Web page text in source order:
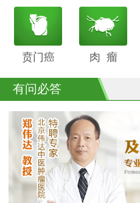
贲门癌 阴茎癌肉 瘤
有问必答